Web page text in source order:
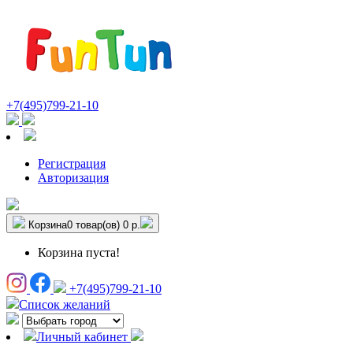
+7(495)799-21-10
Регистрация
Авторизация
Корзина0 товар(ов) 0 р.
Корзина пуста!
+7(495)799-21-10
Список желаний
Личный кабинет